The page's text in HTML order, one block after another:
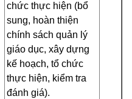
chức thực hiện (bổ
sung, hoàn thiện
chính sách quản lý
giáo dục, xây dựng
kế hoạch, tổ chức
thực hiện, kiểm tra
đánh giá).